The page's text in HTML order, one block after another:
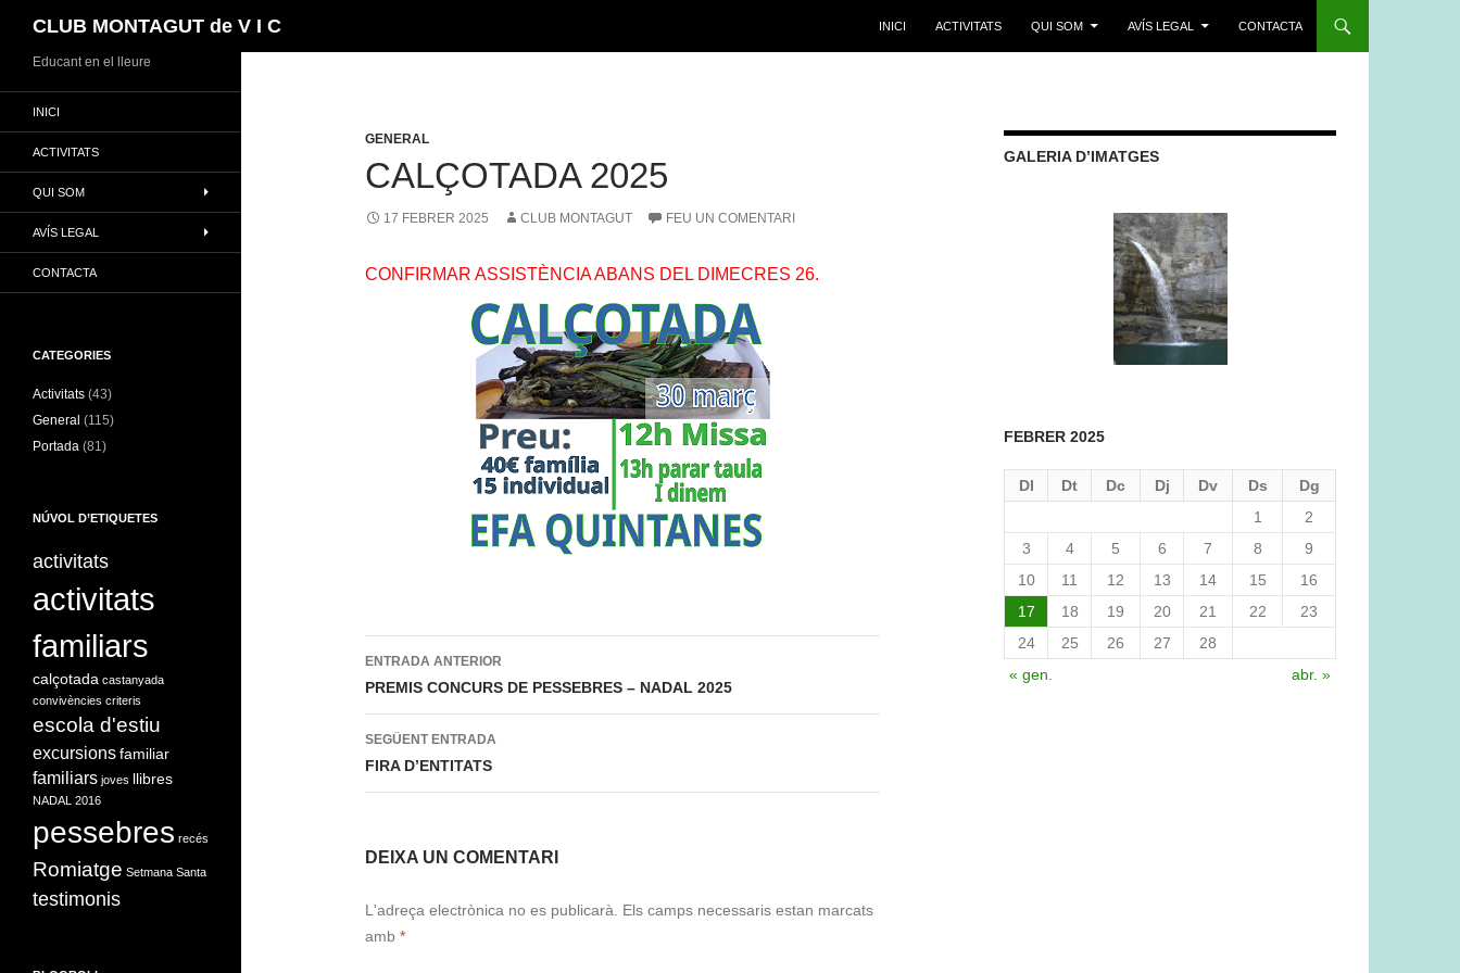
al
contingut
CLUB MONTAGUT de V I C INICI ACTIVITATS QUI SOM AVÍS LEGAL CONTACTA
GENERAL
CALÇOTADA 2025
17 FEBRER 2025 CLUB MONTAGUT FEU UN COMENTARI
CONFIRMAR ASSISTÈNCIA ABANS DEL DIMECRES 26.
Navegació
per
les
entrades
ENTRADA ANTERIOR
PREMIS CONCURS DE PESSEBRES – NADAL 2025
SEGÜENT ENTRADA
FIRA D’ENTITATS
DEIXA UN COMENTARI
L'adreça electrònica no es publicarà.
Els camps necessaris estan marcats
amb *
GALERIA D’IMATGES
FEBRER 2025
Dl Dt Dc Dj Dv Ds
Dg
1
2
3
4 5 6 7 8
9
10
11 12 13 14 15
16
17
18 19 20 21 22
23
24
25 26 27
28
« gen.
abr. »
Educant en el lleure
INICI
ACTIVITATS
QUI SOM
AVÍS LEGAL
CONTACTA
CATEGORIES
Activitats (43)
General (115)
Portada (81)
NÚVOL D’ETIQUETES
activitats
activitats
familiars
calçotada castanyada
convivències criteris
escola d'estiu
excursions familiar
familiars joves llibres
NADAL 2016
pessebres recés
Romiatge Setmana Santa
testimonis